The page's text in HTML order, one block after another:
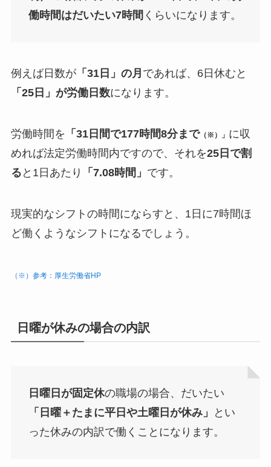
働時間はだいたい7時間 くらいになります。
例えば日数が「31日」の月 であれば、6日休むと
「25日」が労働日数になります。
労働時間を 「31日間で177時間8分まで（※）」 に収
めれば法定労働時間内ですので、それを25日で割
る と1日あたり 「7.08時間」 です。
現実的なシフトの時間にならすと、1日に7時間ほ
ど働くようなシフトになるでしょう。
（※）参考：厚生労働省HP
日曜が休みの場合の内訳
日曜日が固定休の職場の場合、だいたい
「日曜＋たまに平日や土曜日が休み」
とい
った休みの内訳で働くことになります。